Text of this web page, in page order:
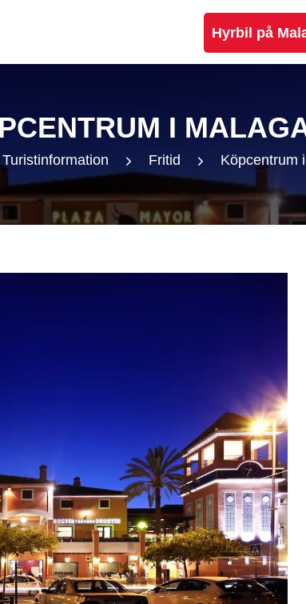
Hyrbil på
I
Turistinformation Fritid Köpcentrum